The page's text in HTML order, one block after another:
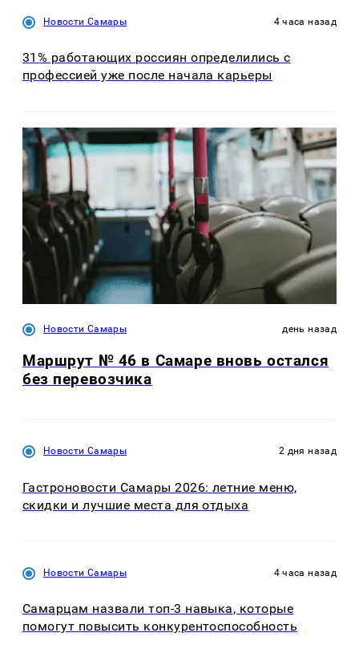
Новости Самары 4 часа назад
31% работающих россиян определились с
профессией уже после начала карьеры
Новости Самары день назад
Маршрут № 46 в Самаре вновь остался
без перевозчика
Новости Самары 2 дня назад
Гастроновости Самары 2026: летние меню,
скидки и лучшие места для отдыха
Новости Самары 4 часа назад
Самарцам назвали топ-3 навыка, которые
помогут повысить конкурентоспособность